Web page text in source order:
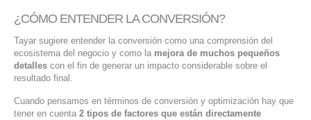
¿CÓMO ENTENDER LA CONVERSIÓN?
Tayar sugiere entender la conversión como una comprensión del
ecosistema del negocio y como la mejora de muchos pequeños
detalles con el fin de generar un impacto considerable sobre el
resultado final.
Cuando pensamos en términos de conversión y optimización hay que
tener en cuenta 2 tipos de factores que están directamente